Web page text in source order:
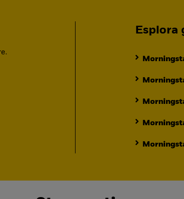
Esplora